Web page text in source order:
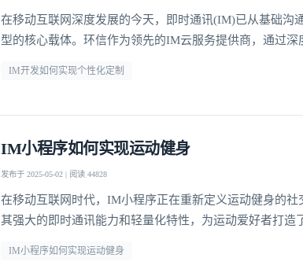
在移动互联网深度发展的今天，即时通讯(IM)已从基础沟
型的核心载体。环信作为领先的IM云服务提供商，通过深
IM开发如何实现个性化定制
IM小程序如何实现运动健身
发布于 2025-05-02 | 阅读 44828
在移动互联网时代，IM小程序正在重新定义运动健身的
其强大的即时通讯能力和轻量化特性，为运动爱好者打造
IM小程序如何实现运动健身